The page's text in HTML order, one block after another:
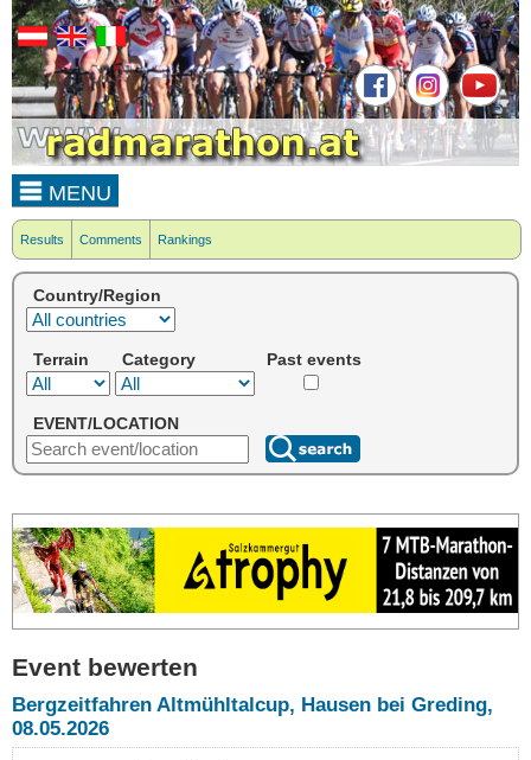
MENU
Results Comments Rankings
Country/Region
Terrain Category Past events
EVENT/LOCATION
Event bewerten
Bergzeitfahren Altmühltalcup, Hausen bei Greding,
08.05.2026